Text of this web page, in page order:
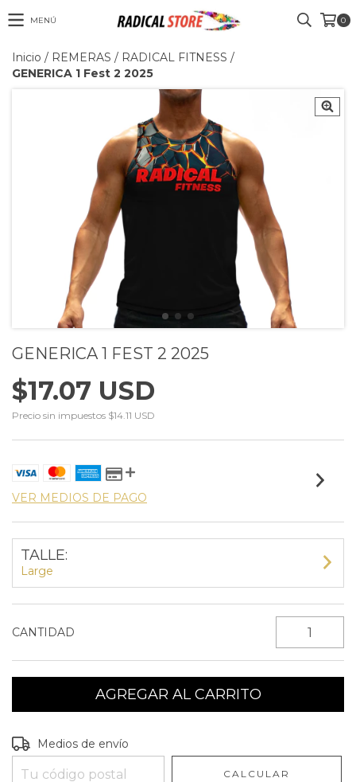
MENÚ 0
Inicio / REMERAS / RADICAL FITNESS /
GENERICA 1 Fest 2 2025
GENERICA 1 FEST 2 2025
$17.07 USD
Precio sin impuestos $14.11 USD
VER MEDIOS DE PAGO
TALLE:
Large
CANTIDAD
Entregas para el CP:
Medios de envío
CALCULAR